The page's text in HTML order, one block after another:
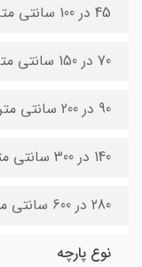
45 در 100 سانتی متر
70 در 150 سانتی متر
90 در 200 سانتی متر
140 در 300 سانتی متر
280 در 600 سانتی متر
نوع پارچه